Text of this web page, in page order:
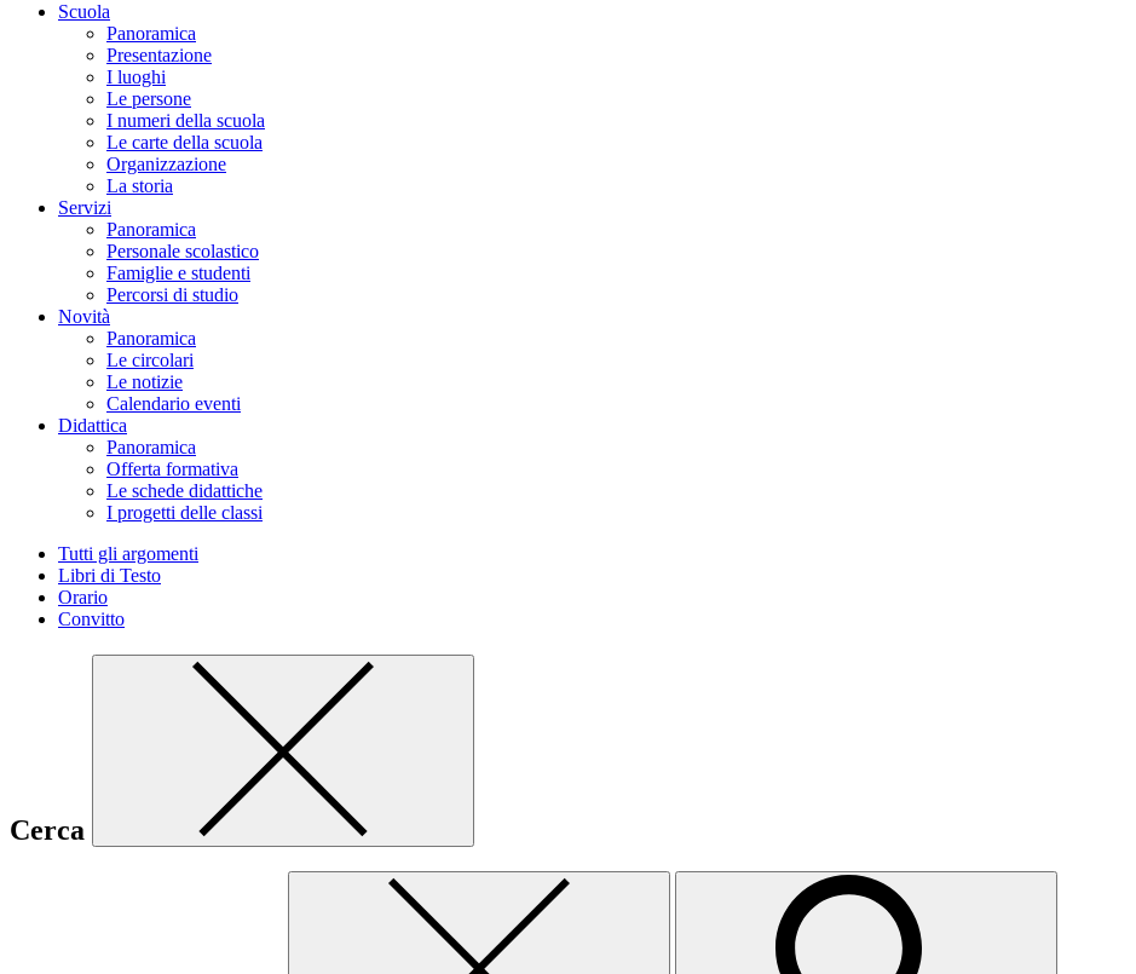
Scuola
Panoramica
Presentazione
I luoghi
Le persone
I numeri della scuola
Le carte della scuola
Organizzazione
La storia
Servizi
Panoramica
Personale scolastico
Famiglie e studenti
Percorsi di studio
Novità
Panoramica
Le circolari
Le notizie
Calendario eventi
Didattica
Panoramica
Offerta formativa
Le schede didattiche
I progetti delle classi
Tutti gli argomenti
Libri di Testo
Orario
Convitto
Cerca